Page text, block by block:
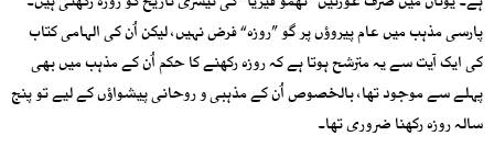
پارسی مذہب میں عام پیروؤں پر گو ”روزہ“ فرض نہیں، لیکن اُن کی الہامی کتاب
کی ایک آیت سے یہ مترشح ہوتا ہے کہ روزہ رکھنے کا حکم اُن کے مذہب میں بھی
پہلے سے موجود تھا، بالخصوص اُن کے مذہبی و روحانی پیشواؤں کے لیے تو پنج
سالہ روزہ رکھنا ضروری تھا۔